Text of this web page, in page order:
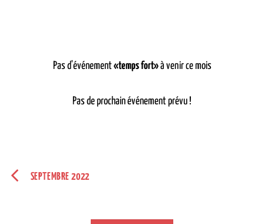
Pas d'événement«temps fort»à venir ce mois
Pas de prochain événement prévu !
SEPTEMBRE 2022